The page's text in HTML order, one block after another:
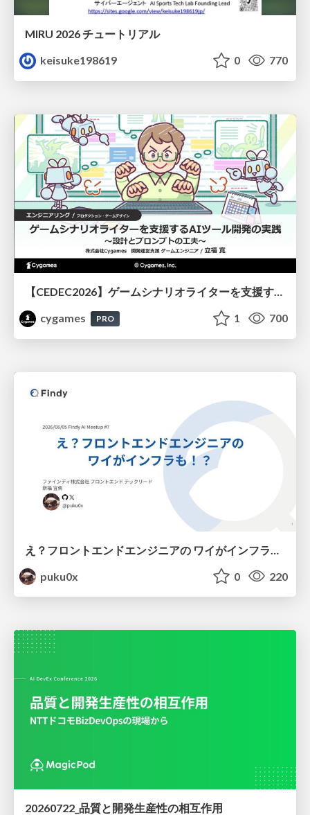
MIRU 2026 チュートリアル
keisuke198619
0 770
【CEDEC2026】ゲームシナリオライターを支援するAIツール開発の実践 ― 設計とプロンプトの工夫 ―
cygames
PRO 1 700
puku0x
0 220
20260722_品質と開発生産性の相互作用